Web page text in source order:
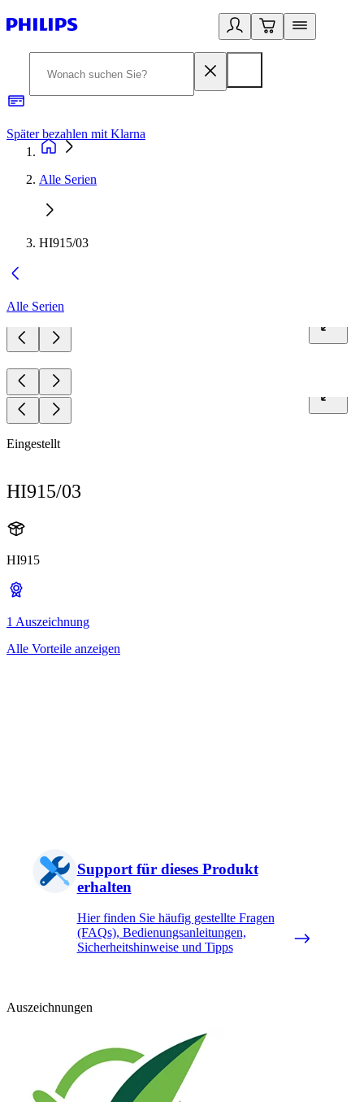
Später bezahlen mit Klarna
Alle Serien
HI915/03
Alle Serien
Eingestellt
HI915/03
HI915
1 Auszeichnung
Alle Vorteile anzeigen
Support für dieses Produkt
erhalten
Hier finden Sie häufig gestellte Fragen
(FAQs), Bedienungsanleitungen,
Sicherheitshinweise und Tipps
Auszeichnungen